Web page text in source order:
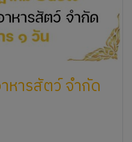
หารสัตว์ จำกัด